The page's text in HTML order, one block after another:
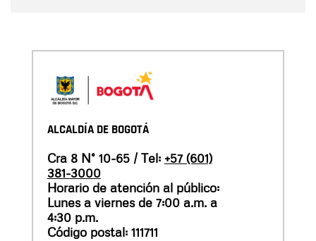
ALCALDÍA DE BOGOTÁ
Cra 8 N° 10-65 / Tel: +57 (601)
381-3000
Horario de atención al público:
Lunes a viernes de 7:00 a.m. a
4:30 p.m.
Código postal: 111711